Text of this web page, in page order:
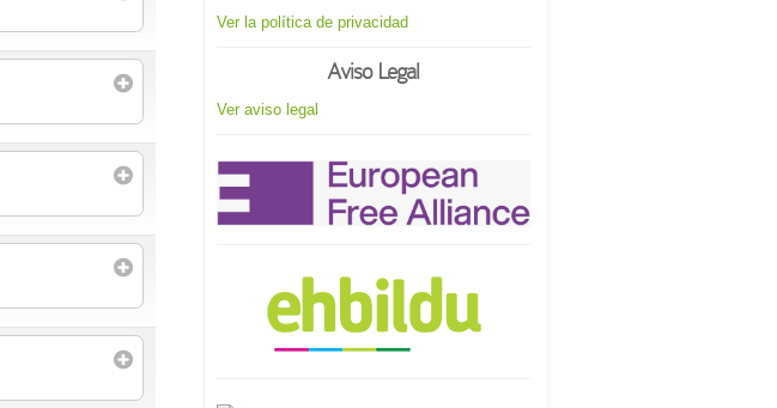
Ver la política de privacidad
Aviso Legal
Ver aviso legal